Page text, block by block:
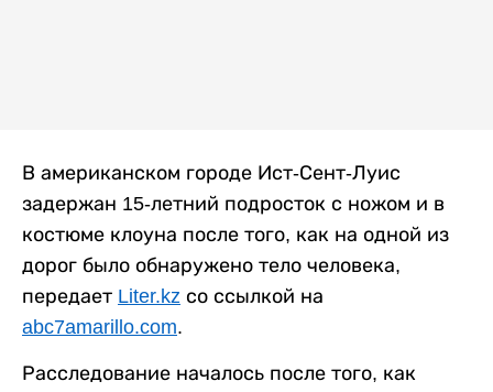
В американском городе Ист-Сент-Луис
задержан 15-летний подросток с ножом и в
костюме клоуна после того, как на одной из
дорог было обнаружено тело человека,
передает Liter.kz со ссылкой на
abc7amarillo.com.
Расследование началось после того, как